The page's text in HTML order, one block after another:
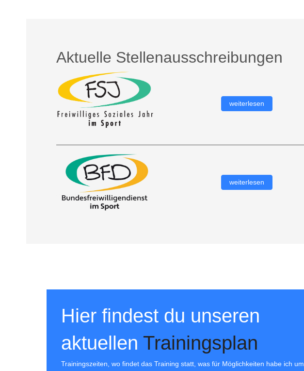
Aktuelle Stellenausschreibungen
weiterlesen
weiterlesen
Hier findest du unseren
aktuellen Trainingsplan
Trainingszeiten, wo findet das Training statt, was für Möglichkeiten habe ich um